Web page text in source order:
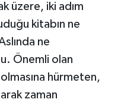
üzere, iki adım
kitabın ne
ne
Önemli olan
hürmeten,
zaman